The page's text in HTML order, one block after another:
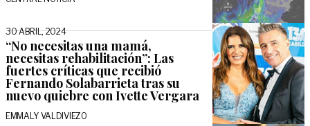
30 ABRIL, 2024
“No necesitas una mamá,
necesitas rehabilitación”: Las
fuertes críticas que recibió
Fernando Solabarrieta tras su
nuevo quiebre con Ivette Vergara
EMMALY VALDIVIEZO